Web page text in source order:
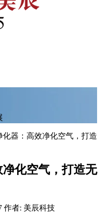
化器：高效净化空气，打造
化空气，打造无
作者: 美辰科技